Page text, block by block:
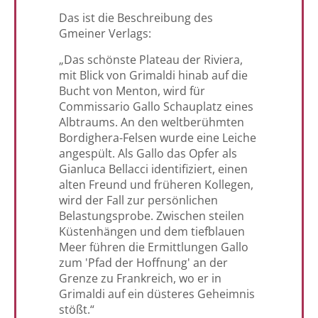
Das ist die Beschreibung des
Gmeiner Verlags:
„Das schönste Plateau der Riviera,
mit Blick von Grimaldi hinab auf die
Bucht von Menton, wird für
Commissario Gallo Schauplatz eines
Albtraums. An den weltberühmten
Bordighera-Felsen wurde eine Leiche
angespült. Als Gallo das Opfer als
Gianluca Bellacci identifiziert, einen
alten Freund und früheren Kollegen,
wird der Fall zur persönlichen
Belastungsprobe. Zwischen steilen
Küstenhängen und dem tiefblauen
Meer führen die Ermittlungen Gallo
zum 'Pfad der Hoffnung' an der
Grenze zu Frankreich, wo er in
Grimaldi auf ein düsteres Geheimnis
stößt.“